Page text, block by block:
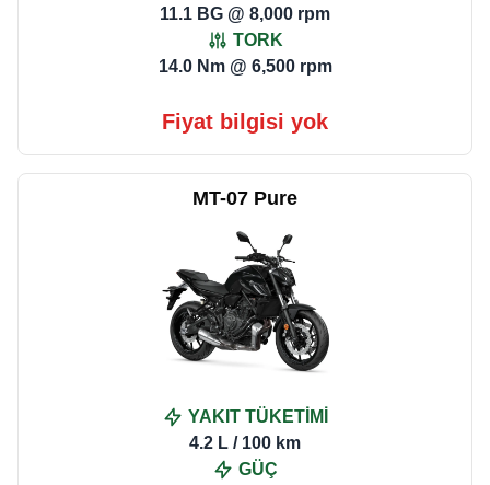
11.1 BG @ 8,000 rpm
TORK
14.0 Nm @ 6,500 rpm
Fiyat bilgisi yok
MT-07 Pure
YAKIT TÜKETİMİ
4.2 L / 100 km
GÜÇ